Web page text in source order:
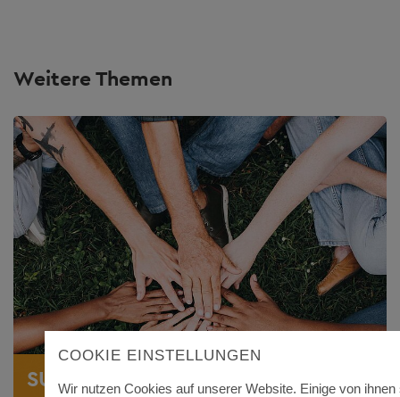
Weitere Themen
SUCHTPRÄVENTION
COOKIE EINSTELLUNGEN
Wir nutzen Cookies auf unserer Website. Einige von ihnen